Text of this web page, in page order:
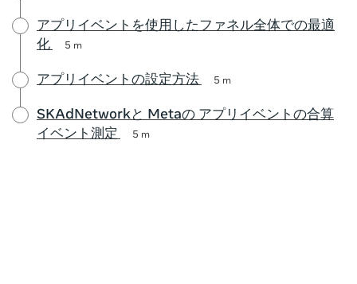
アプリイベントを使用したファネル全体での最適
化
5 m
アプリイベントの設定方法 5 m
SKAdNetworkと Metaの アプリイベントの合算
イベント測定
5 m